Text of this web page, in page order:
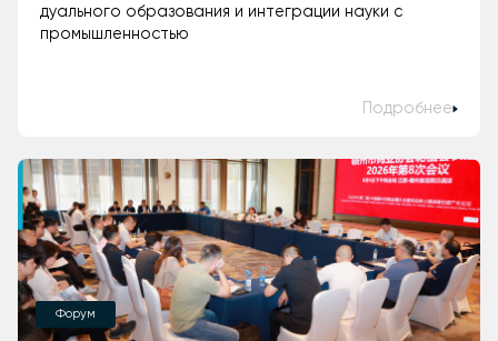
дуального образования и интеграции науки с
промышленностью
Подробнее
Форум